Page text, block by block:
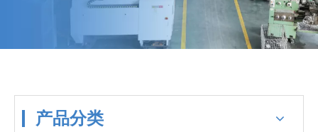
产品分类